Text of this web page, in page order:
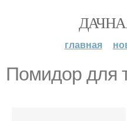
главная
Помидор для